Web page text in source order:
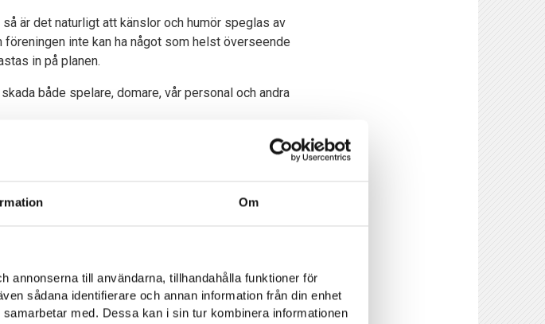
Om
annonserna till användarna, tillhandahålla funktioner för
sådana identifierare och annan information från din enhet
med. Dessa kan i sin tur kombinera informationen
är det naturligt att känslor och humör speglas av
inte kan ha något som helst överseende
in på planen.
både spelare, domare, vår personal och andra
scenariot igår.
av de personer som kastat in föremål.
föremål på planen och att även polisen jobbar med
Allt ifrån vad som serveras och hur det serveras i
läktaren.
organiserade supportergrupper har en stor